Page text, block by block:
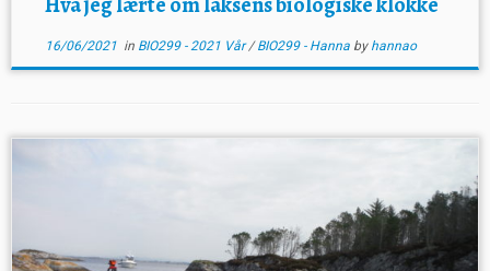
16/06/2021in BIO299 - 2021 Vår/BIO299 - Hanna by hannao